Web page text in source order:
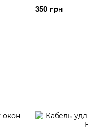
350 грн